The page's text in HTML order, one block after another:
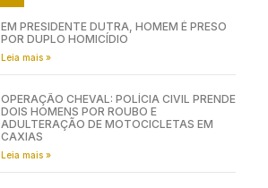
EM PRESIDENTE DUTRA, HOMEM É PRESO
POR DUPLO HOMICÍDIO
Leia mais »
OPERAÇÃO CHEVAL: POLÍCIA CIVIL PRENDE
DOIS HOMENS POR ROUBO E
ADULTERAÇÃO DE MOTOCICLETAS EM
CAXIAS
Leia mais »